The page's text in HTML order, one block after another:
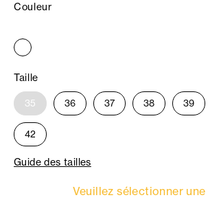
Couleur
Taille
35 36 37 38 39
42
Guide des tailles
Veuillez sélectionner